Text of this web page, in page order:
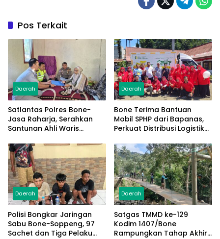
Pos Terkait
Daerah
Satlantas Polres Bone-
Jasa Raharja, Serahkan
Santunan Ahli Waris
Rp50 Juta
Daerah
Bone Terima Bantuan
Mobil SPHP dari Bapanas,
Perkuat Distribusi Logistik
Daerah
Polisi Bongkar Jaringan
Sabu Bone-Soppeng, 97
Sachet dan Tiga Pelaku
Daerah
Satgas TMMD ke-129
Kodim 1407/Bone
Rampungkan Tahap Akhir